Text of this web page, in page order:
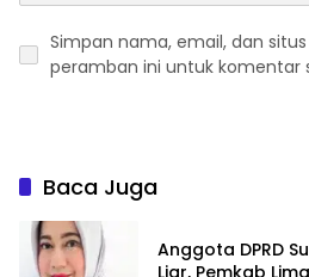
Simpan nama, email, dan
peramban ini untuk komentar
Baca Juga
Anggota DPRD
Liar, Pemkab